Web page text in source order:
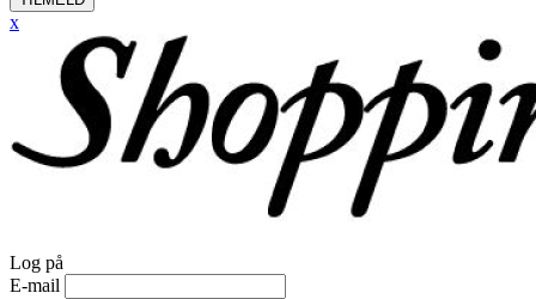
x
Log på
E-mail